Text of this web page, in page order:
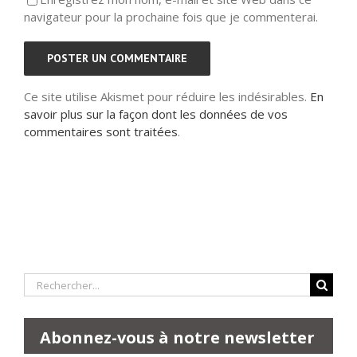
navigateur pour la prochaine fois que je commenterai.
Ce site utilise Akismet pour réduire les indésirables. En
savoir plus sur la façon dont les données de vos
commentaires sont traitées.
Rechercher:
Abonnez-vous à notre newsletter